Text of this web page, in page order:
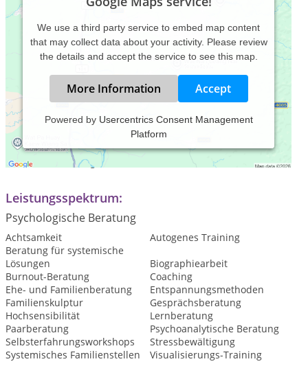
We use a third party service to embed map content
that may collect data about your activity. Please review
the details and accept the service to see this map.
More Information Accept
Powered by Usercentrics Consent Management
Platform
Praxiszeiten:
Nach Vereinbarung
Leistungsspektrum:
Psychologische Beratung
Achtsamkeit
Autogenes Training
Beratung für systemische
Lösungen
Biographiearbeit
Burnout-Beratung
Coaching
Ehe- und Familienberatung
Entspannungsmethoden
Familienskulptur
Gesprächsberatung
Hochsensibilität
Lernberatung
Paarberatung
Psychoanalytische Beratung
Selbsterfahrungsworkshops
Stressbewältigung
Systemisches Familienstellen
Visualisierungs-Training